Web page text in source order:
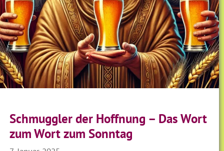
Schmuggler der Hoffnung – Das Wort
zum Wort zum Sonntag